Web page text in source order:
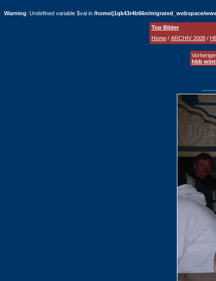
Warning: Undefined variable $val in /home/j1qk43r4b66n/migrated_webspace/
Top Bilder
Home / ARCHIV 2008 /
hbb